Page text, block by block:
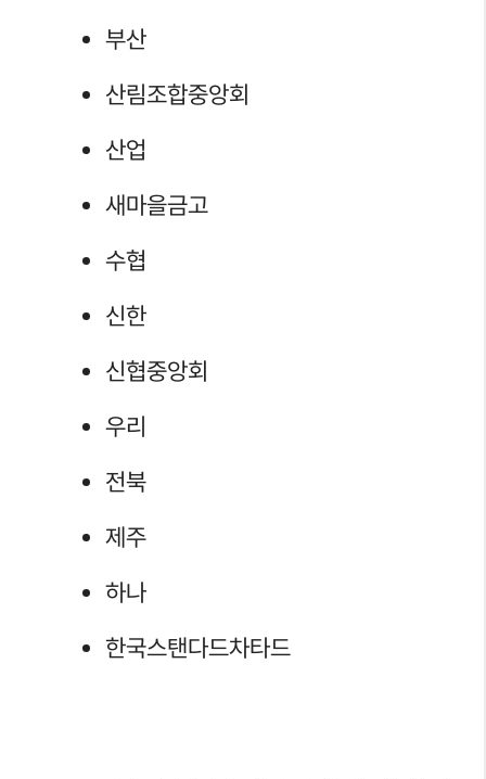
부산
산림조합중앙회
산업
새마을금고
수협
신한
신협중앙회
우리
전북
제주
하나
한국스탠다드차타드